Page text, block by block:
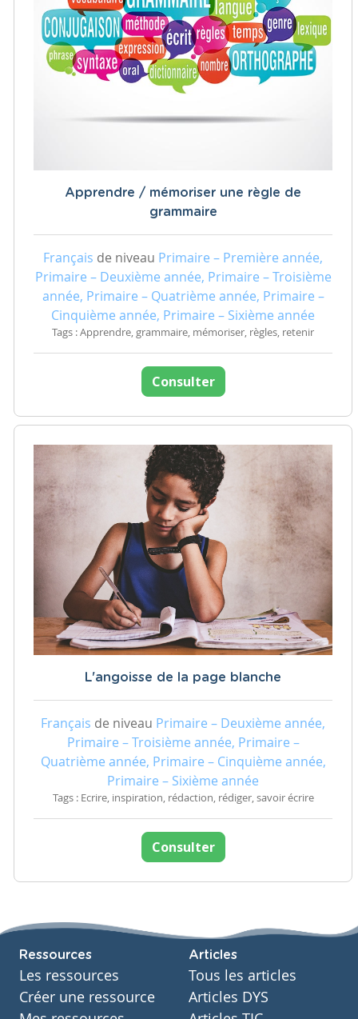
Apprendre / mémoriser une règle de
grammaire
Français de niveau Primaire – Première année,
Primaire – Deuxième année, Primaire – Troisième
année, Primaire – Quatrième année, Primaire –
Cinquième année, Primaire – Sixième année
Tags : Apprendre, grammaire, mémoriser, règles, retenir
Consulter
L'angoisse de la page blanche
Français de niveau Primaire – Deuxième année,
Primaire – Troisième année, Primaire –
Quatrième année, Primaire – Cinquième année,
Primaire – Sixième année
Tags : Ecrire, inspiration, rédaction, rédiger, savoir écrire
Consulter
Ressources
Les ressources
Créer une ressource
Articles
Tous les articles
Articles DYS